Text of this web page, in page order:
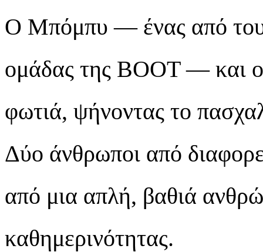
Ο Μπόμπυ — ένας από
ομάδας της BOOT — και
φωτιά, ψήνοντας το
Δύο άνθρωποι από
από μια απλή, βαθιά
καθημερινότητας.